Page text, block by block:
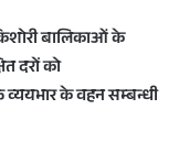
बालिकाओं के
दरों को
व्ययभार के वहन सम्बन्धी